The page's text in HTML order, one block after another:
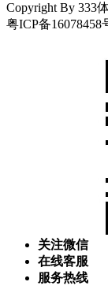
Copyright By 333
粤ICP备16078458
关注微信
在线客服
服务热线